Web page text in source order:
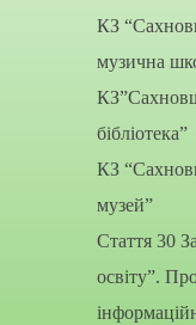
КЗ
музична
бібліотека”
КЗ
музей”
Стаття 30
освіту”.